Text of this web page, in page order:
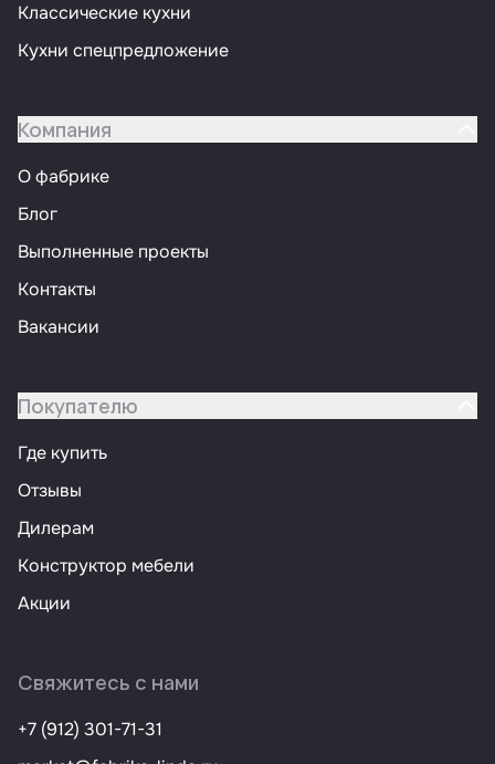
Классические кухни
Кухни спецпредложение
Компания
О фабрике
Блог
Выполненные проекты
Контакты
Вакансии
Покупателю
Где купить
Отзывы
Дилерам
Конструктор мебели
Акции
Свяжитесь с нами
+7 (912) 301-71-31